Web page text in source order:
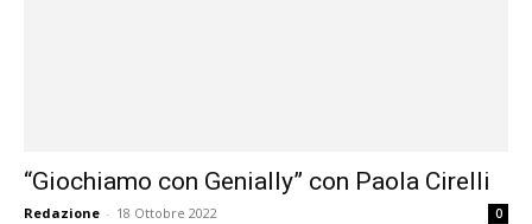
“Giochiamo con Genially” con Paola Cirelli
Redazione - 18 Ottobre 2022 0